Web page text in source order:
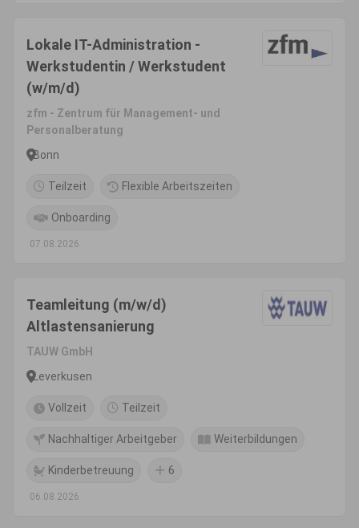
Lokale IT-Administration -
Werkstudentin / Werkstudent
(w/m/d)
zfm - Zentrum für Management- und
Personalberatung
Bonn
Teilzeit Flexible Arbeitszeiten
Onboarding
07.08.2026
Teamleitung (m/w/d)
Altlastensanierung
TAUW GmbH
Leverkusen
Vollzeit Teilzeit
Nachhaltiger Arbeitgeber Weiterbildungen
Kinderbetreuung 6
06.08.2026